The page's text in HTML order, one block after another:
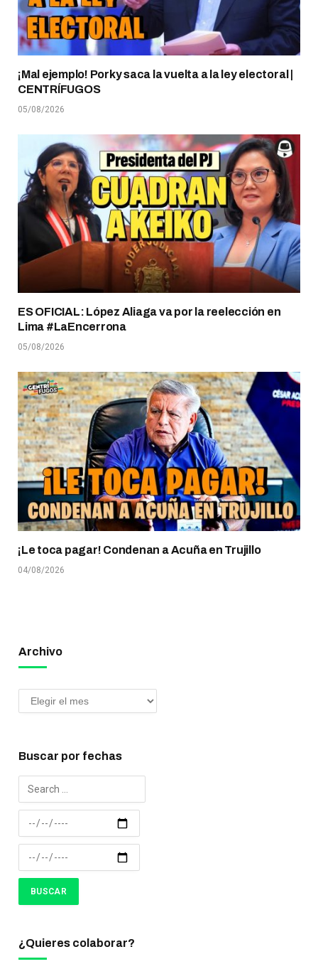
¡Mal ejemplo! Porky saca la vuelta a la ley electoral |
CENTRÍFUGOS
05/08/2026
ES OFICIAL: López Aliaga va por la reelección en
Lima #LaEncerrona
05/08/2026
¡Le toca pagar! Condenan a Acuña en Trujillo
04/08/2026
Archivo
Buscar por fechas
¿Quieres colaborar?